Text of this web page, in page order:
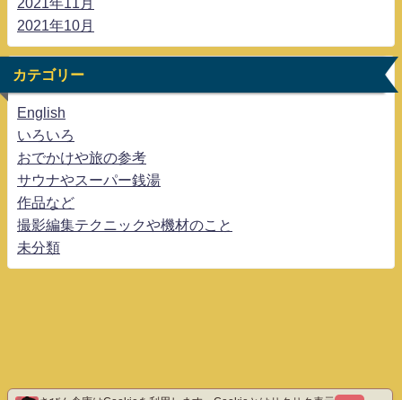
2021年10月
カテゴリー
English
いろいろ
おでかけや旅の参考
サウナやスーパー銭湯
作品など
撮影編集テクニックや機材のこと
未分類